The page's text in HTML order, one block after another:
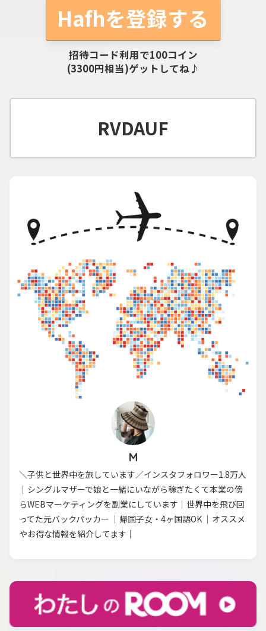
Hafhを登録する
招待コード利用で100コイン
(3300円相当)ゲットしてね♪
RVDAUF
M
＼子供と世界中を旅しています／インスタフォロワー1.8万人
｜シングルマザーで娘と一緒にいながら稼ぎたくて本業の傍
らWEBマーケティングを副業にしています｜世界中を飛び回
ってた元バックパッカー ｜帰国子女・4ヶ国語OK ｜オススメ
やお得な情報を紹介してます｜